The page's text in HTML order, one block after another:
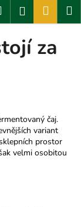
HledatPřihlášení
za
čaj.
variant
prostor
velmi osobitou